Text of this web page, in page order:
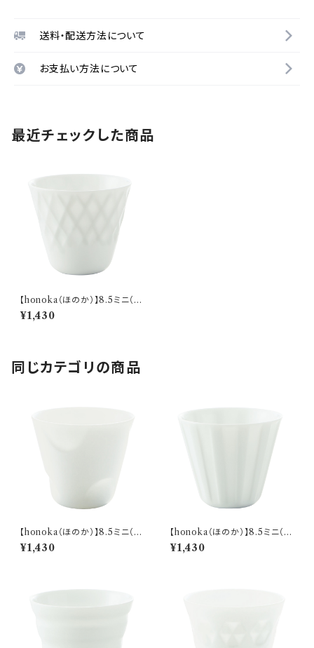
送料・配送方法について
お支払い方法について
最近チェックした商品
【honoka（ほのか）】8.5ミニ（ダ
イヤ 白) O-M11001
¥1,430
同じカテゴリの商品
【honoka（ほのか）】8.5ミニ（サ
ークル 白) O-M10101
¥1,430
【honoka（ほのか）】8.5ミニ（ス
トライプ 白) O-M10401
¥1,430